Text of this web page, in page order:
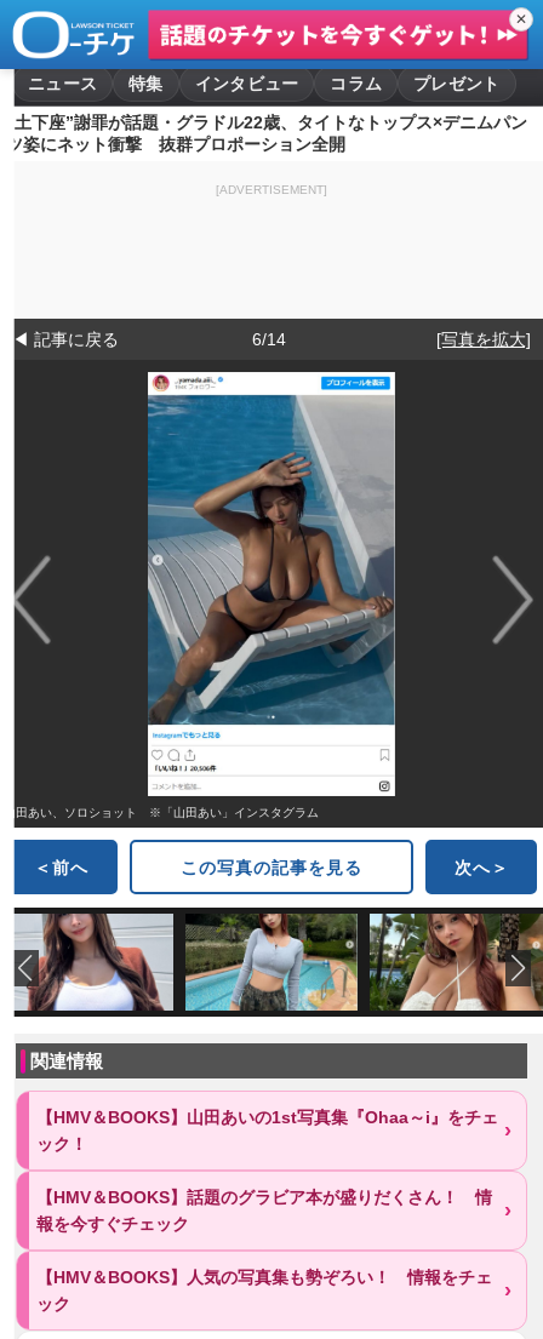
✕
ニュース 特集 インタビュー コラム
プレゼント
“土下座”謝罪が話題・グラドル22歳、タイトなトップス×デニムパン
ツ姿にネット衝撃 抜群プロポーション全開
[ADVERTISEMENT]
◀ 記事に戻る 6/14 [写真を拡大]
山田あい、ソロショット ※「山田あい」インスタグラム
＜前へ この写真の記事を見る 次へ＞
関連情報
【HMV＆BOOKS】山田あいの1st写真集『Ohaa～i』をチェ
ック！
【HMV＆BOOKS】話題のグラビア本が盛りだくさん！ 情
報を今すぐチェック
【HMV＆BOOKS】人気の写真集も勢ぞろい！ 情報をチェ
ック